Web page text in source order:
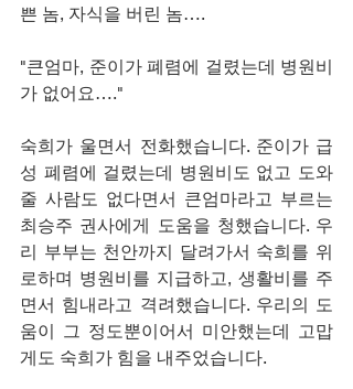
쁜 놈, 자식을 버린 놈….
"큰엄마, 준이가 폐렴에 걸렸는데 병원비
가 없어요…."
숙희가 울면서 전화했습니다. 준이가 급
성 폐렴에 걸렸는데 병원비도 없고 도와
줄 사람도 없다면서 큰엄마라고 부르는
최승주 권사에게 도움을 청했습니다. 우
리 부부는 천안까지 달려가서 숙희를 위
로하며 병원비를 지급하고, 생활비를 주
면서 힘내라고 격려했습니다. 우리의 도
움이 그 정도뿐이어서 미안했는데 고맙
게도 숙희가 힘을 내주었습니다.